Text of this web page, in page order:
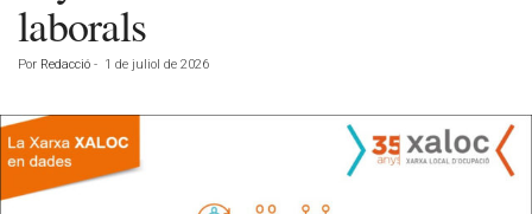
laborals
Por Redacció - 1 de juliol de 2026